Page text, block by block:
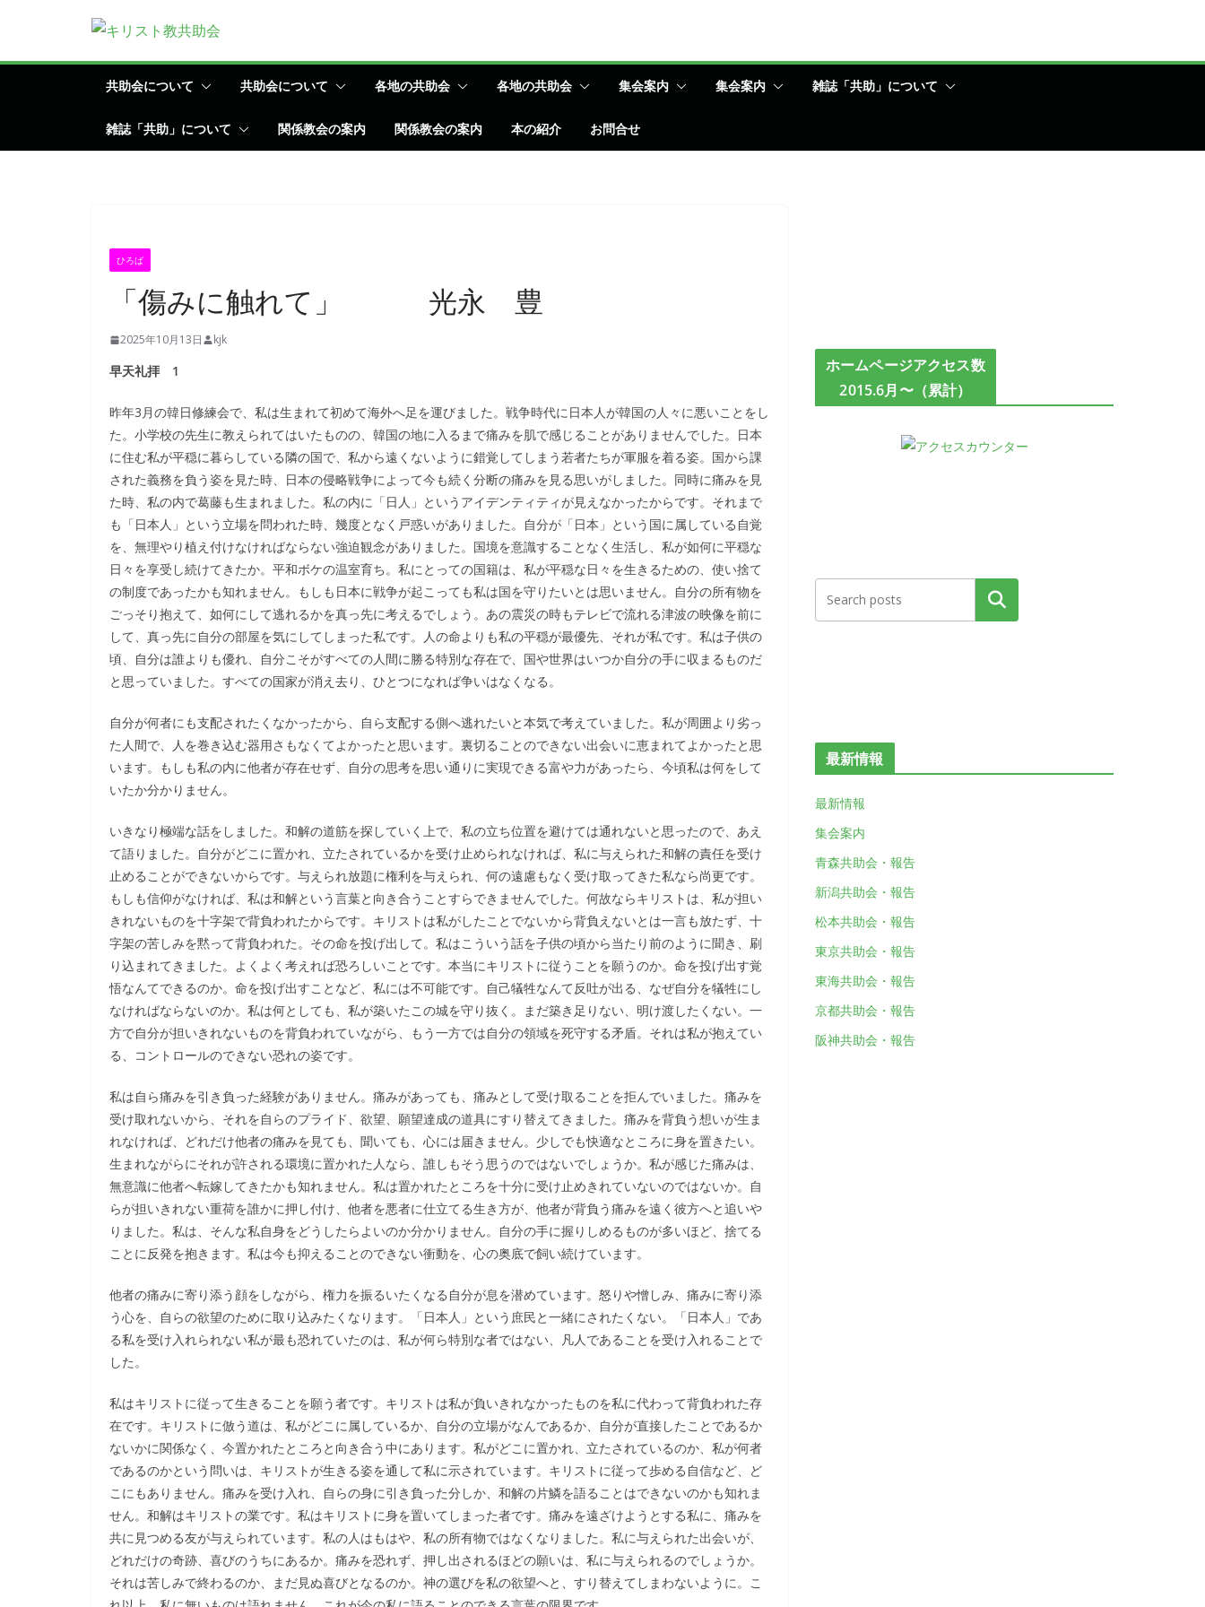
テ
共助会について 共助会について 各地の共助会 各地の共助会 集会案内 集会案内 雑誌「共助」について
雑誌「共助」について 関係教会の案内 関係教会の案内 本の紹介 お問合せ
ひろば
「傷みに触れて」 光永 豊
2025年10月13日 kjk
早天礼拝 1
昨年3月の韓日修練会で、私は生まれて初めて海外へ足を運びました。戦争時代に日本人が韓国の人々に悪いことをし
た。小学校の先生に教えられてはいたものの、韓国の地に入るまで痛みを肌で感じることがありませんでした。日本
に住む私が平穏に暮らしている隣の国で、私から遠くないように錯覚してしまう若者たちが軍服を着る姿。国から課
された義務を負う姿を見た時、日本の侵略戦争によって今も続く分断の痛みを見る思いがしました。同時に痛みを見
た時、私の内で葛藤も生まれました。私の内に「日人」というアイデンティティが見えなかったからです。それまで
も「日本人」という立場を問われた時、幾度となく戸惑いがありました。自分が「日本」という国に属している自覚
を、無理やり植え付けなければならない強迫観念がありました。国境を意識することなく生活し、私が如何に平穏な
日々を享受し続けてきたか。平和ボケの温室育ち。私にとっての国籍は、私が平穏な日々を生きるための、使い捨て
の制度であったかも知れません。もしも日本に戦争が起こっても私は国を守りたいとは思いません。自分の所有物を
ごっそり抱えて、如何にして逃れるかを真っ先に考えるでしょう。あの震災の時もテレビで流れる津波の映像を前に
して、真っ先に自分の部屋を気にしてしまった私です。人の命よりも私の平穏が最優先、それが私です。私は子供の
頃、自分は誰よりも優れ、自分こそがすべての人間に勝る特別な存在で、国や世界はいつか自分の手に収まるものだ
と思っていました。すべての国家が消え去り、ひとつになれば争いはなくなる。
自分が何者にも支配されたくなかったから、自ら支配する側へ逃れたいと本気で考えていました。私が周囲より劣っ
た人間で、人を巻き込む器用さもなくてよかったと思います。裏切ることのできない出会いに恵まれてよかったと思
います。もしも私の内に他者が存在せず、自分の思考を思い通りに実現できる富や力があったら、今頃私は何をして
いたか分かりません。
いきなり極端な話をしました。和解の道筋を探していく上で、私の立ち位置を避けては通れないと思ったので、あえ
て語りました。自分がどこに置かれ、立たされているかを受け止められなければ、私に与えられた和解の責任を受け
止めることができないからです。与えられ放題に権利を与えられ、何の遠慮もなく受け取ってきた私なら尚更です。
もしも信仰がなければ、私は和解という言葉と向き合うことすらできませんでした。何故ならキリストは、私が担い
きれないものを十字架で背負われたからです。キリストは私がしたことでないから背負えないとは一言も放たず、十
字架の苦しみを黙って背負われた。その命を投げ出して。私はこういう話を子供の頃から当たり前のように聞き、刷
り込まれてきました。よくよく考えれば恐ろしいことです。本当にキリストに従うことを願うのか。命を投げ出す覚
悟なんてできるのか。命を投げ出すことなど、私には不可能です。自己犠牲なんて反吐が出る、なぜ自分を犠牲にし
なければならないのか。私は何としても、私が築いたこの城を守り抜く。まだ築き足りない、明け渡したくない。一
方で自分が担いきれないものを背負われていながら、もう一方では自分の領域を死守する矛盾。それは私が抱えてい
る、コントロールのできない恐れの姿です。
私は自ら痛みを引き負った経験がありません。痛みがあっても、痛みとして受け取ることを拒んでいました。痛みを
受け取れないから、それを自らのプライド、欲望、願望達成の道具にすり替えてきました。痛みを背負う想いが生ま
れなければ、どれだけ他者の痛みを見ても、聞いても、心には届きません。少しでも快適なところに身を置きたい。
生まれながらにそれが許される環境に置かれた人なら、誰しもそう思うのではないでしょうか。私が感じた痛みは、
無意識に他者へ転嫁してきたかも知れません。私は置かれたところを十分に受け止めきれていないのではないか。自
らが担いきれない重荷を誰かに押し付け、他者を悪者に仕立てる生き方が、他者が背負う痛みを遠く彼方へと追いや
りました。私は、そんな私自身をどうしたらよいのか分かりません。自分の手に握りしめるものが多いほど、捨てる
ことに反発を抱きます。私は今も抑えることのできない衝動を、心の奥底で飼い続けています。
他者の痛みに寄り添う顔をしながら、権力を振るいたくなる自分が息を潜めています。怒りや憎しみ、痛みに寄り添
う心を、自らの欲望のために取り込みたくなります。「日本人」という庶民と一緒にされたくない。「日本人」であ
る私を受け入れられない私が最も恐れていたのは、私が何ら特別な者ではない、凡人であることを受け入れることで
した。
私はキリストに従って生きることを願う者です。キリストは私が負いきれなかったものを私に代わって背負われた存
在です。キリストに倣う道は、私がどこに属しているか、自分の立場がなんであるか、自分が直接したことであるか
ないかに関係なく、今置かれたところと向き合う中にあります。私がどこに置かれ、立たされているのか、私が何者
であるのかという問いは、キリストが生きる姿を通して私に示されています。キリストに従って歩める自信など、ど
こにもありません。痛みを受け入れ、自らの身に引き負った分しか、和解の片鱗を語ることはできないのかも知れま
せん。和解はキリストの業です。私はキリストに身を置いてしまった者です。痛みを遠ざけようとする私に、痛みを
共に見つめる友が与えられています。私の人はもはや、私の所有物ではなくなりました。私に与えられた出会いが、
どれだけの奇跡、喜びのうちにあるか。痛みを恐れず、押し出されるほどの願いは、私に与えられるのでしょうか。
それは苦しみで終わるのか、まだ見ぬ喜びとなるのか。神の選びを私の欲望へと、すり替えてしまわないように。こ
ホームページアクセス数
2015.6月〜（累計）
検索
最新情報
最新情報
集会案内
青森共助会・報告
新潟共助会・報告
松本共助会・報告
東京共助会・報告
東海共助会・報告
京都共助会・報告
阪神共助会・報告